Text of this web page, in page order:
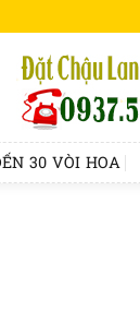
30 VÒI HOA